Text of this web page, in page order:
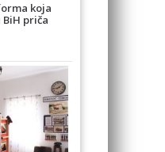
koja
priča